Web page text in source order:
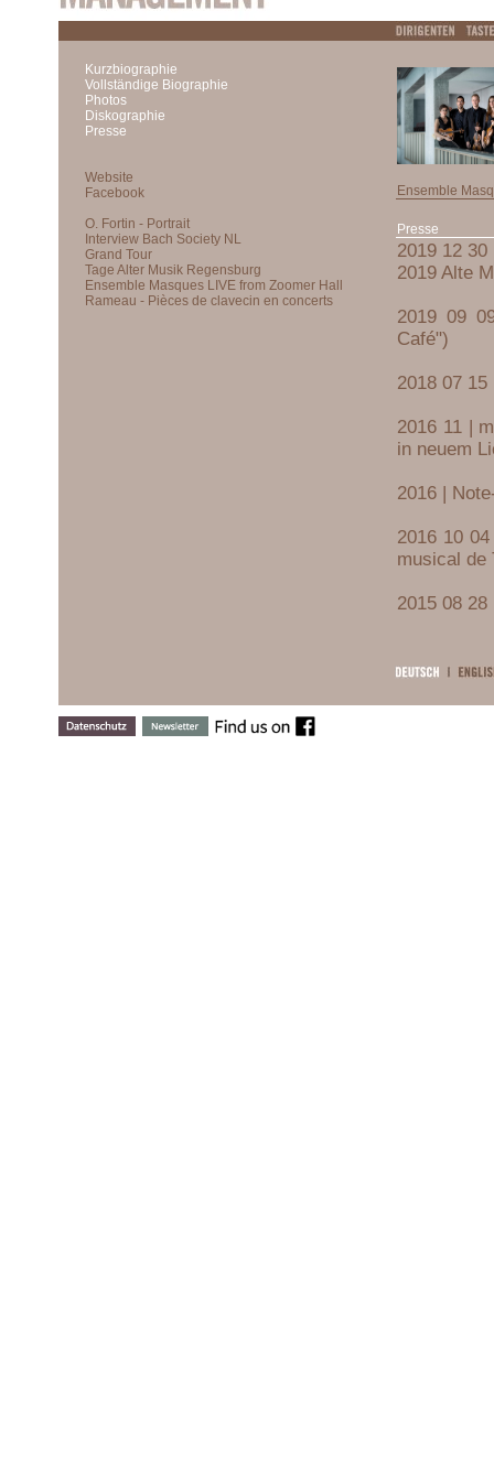
Kurzbiographie
Vollständige Biographie
Photos
Diskographie
Presse
Ensemble
Presse
2019 12
2019 Alte
2019 09
Café")
2018 07
2016 11 |
in neuem
2016 |
2016 10
musical de
2015 08